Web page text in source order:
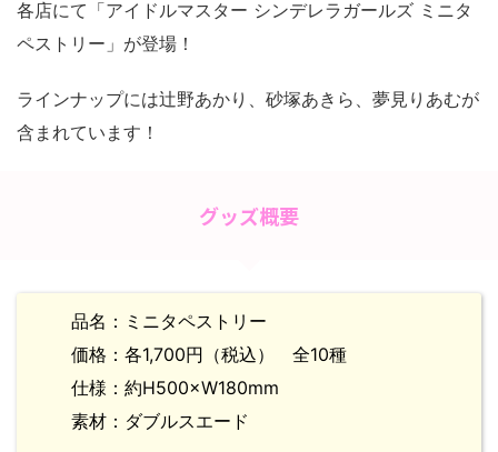
各店にて「アイドルマスター シンデレラガールズ ミニタ
ペストリー」が登場！
ラインナップには辻野あかり、砂塚あきら、夢見りあむが
含まれています！
グッズ概要
品名：ミニタペストリー
価格：各1,700円（税込） 全10種
仕様：約H500×W180mm
素材：ダブルスエード